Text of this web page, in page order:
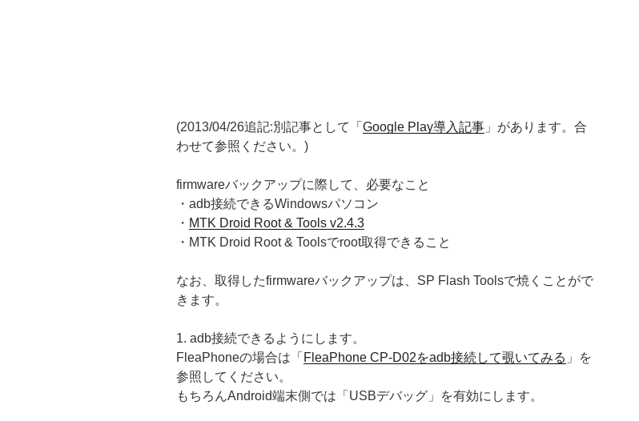
(2013/04/26追記:別記事として「 Google Play導入記事 」があります。合
わせて参照ください。)
firmwareバックアップに際して、必要なこと
・adb接続できるWindowsパソコン
・ MTK Droid Root & Tools v2.4.3
・MTK Droid Root & Toolsでroot取得できること
なお、取得したfirmwareバックアップは、SP Flash Toolsで焼くことがで
きます。
1. adb接続できるようにします。
FleaPhoneの場合は「 FleaPhone CP-D02をadb接続して覗いてみる 」を
参照してください。
もちろんAndroid端末側では「USBデバッグ」を有効にします。